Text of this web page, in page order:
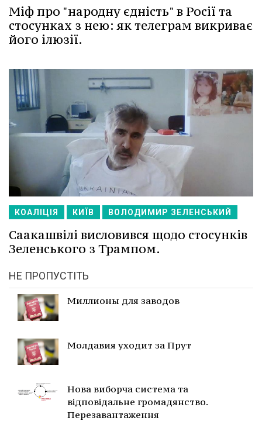
Міф про "народну єдність" в Росії та
стосунках з нею: як телеграм викриває
його ілюзії.
КОАЛІЦІЯ КИЇВ ВОЛОДИМИР ЗЕЛЕНСЬКИЙ
Саакашвілі висловився щодо стосунків
Зеленського з Трампом.
НЕ ПРОПУСТІТЬ
Миллионы для заводов
Молдавия уходит за Прут
Нова виборча система та
відповідальне громадянство.
Перезавантаження